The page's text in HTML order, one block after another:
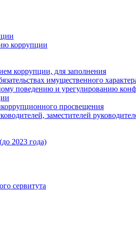
коррупции
коррупции, для заполнения
имущественного
поведению и урегулированию
просвещения
заместителей
2023 года)
сервитута